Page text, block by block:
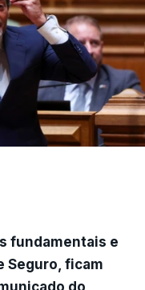
fundamentais e
Seguro, ficam
do